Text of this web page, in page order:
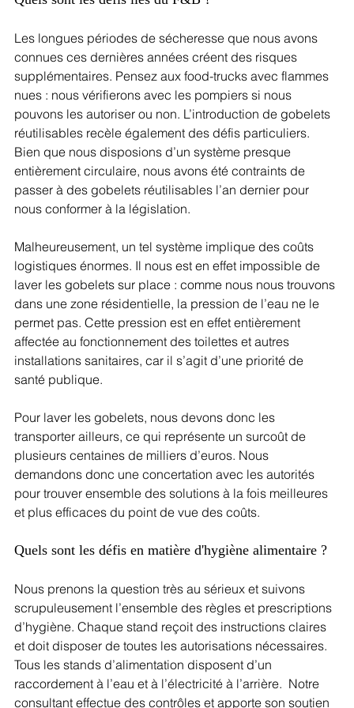
Les longues périodes de sécheresse que nous avons
connues ces dernières années créent des risques
supplémentaires. Pensez aux food-trucks avec flammes
nues : nous vérifierons avec les pompiers si nous
pouvons les autoriser ou non. L’introduction de gobelets
réutilisables recèle également des défis particuliers.
Bien que nous disposions d’un système presque
entièrement circulaire, nous avons été contraints de
passer à des gobelets réutilisables l’an dernier pour
nous conformer à la législation.
Malheureusement, un tel système implique des coûts
logistiques énormes. Il nous est en effet impossible de
laver les gobelets sur place : comme nous nous trouvons
dans une zone résidentielle, la pression de l’eau ne le
permet pas. Cette pression est en effet entièrement
affectée au fonctionnement des toilettes et autres
installations sanitaires, car il s’agit d’une priorité de
santé publique.
Pour laver les gobelets, nous devons donc les
transporter ailleurs, ce qui représente un surcoût de
plusieurs centaines de milliers d’euros. Nous
demandons donc une concertation avec les autorités
pour trouver ensemble des solutions à la fois meilleures
et plus efficaces du point de vue des coûts.
Quels sont les défis en matière d'hygiène alimentaire ?
Nous prenons la question très au sérieux et suivons
scrupuleusement l’ensemble des règles et prescriptions
d’hygiène. Chaque stand reçoit des instructions claires
et doit disposer de toutes les autorisations nécessaires.
Tous les stands d’alimentation disposent d’un
raccordement à l’eau et à l’électricité à l’arrière.  Notre
consultant effectue des contrôles et apporte son soutien